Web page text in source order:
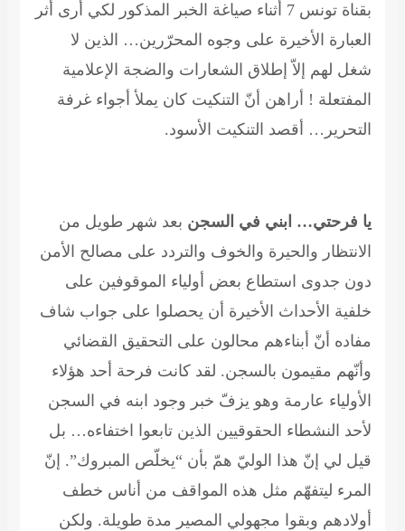
بقناة تونس 7 أثناء صياغة الخبر المذكور لكي أرى أثر
العبارة الأخيرة على وجوه المحرّرين… الذين لا
شغل لهم إلاّ إطلاق الشعارات والضجة الإعلامية
المفتعلة ! أراهن أنّ التنكيت كان يملأ أجواء غرفة
التحرير… أقصد التنكيت الأسود.
يا فرحتي… ابني في السجن بعد شهر طويل من
الانتظار والحيرة والخوف والتردد على مصالح الأمن
دون جدوى استطاع بعض أولياء الموقوفين على
خلفية الأحداث الأخيرة أن يحصلوا على جواب شاف
مفاده أنّ أبناءهم محالون على التحقيق القضائي
وأنّهم مقيمون بالسجن. لقد كانت فرحة أحد هؤلاء
الأولياء عارمة وهو يزفّ خبر وجود ابنه في السجن
لأحد النشطاء الحقوقيين الذين تابعوا اختفاءه… بل
قيل لي إنّ هذا الوليّ همّ بأن “يخلّص المبروك”. إنّ
المرء ليتفهّم مثل هذه المواقف من أناس خطف
أولادهم وبقوا مجهولي المصير مدة طويلة. ولكن